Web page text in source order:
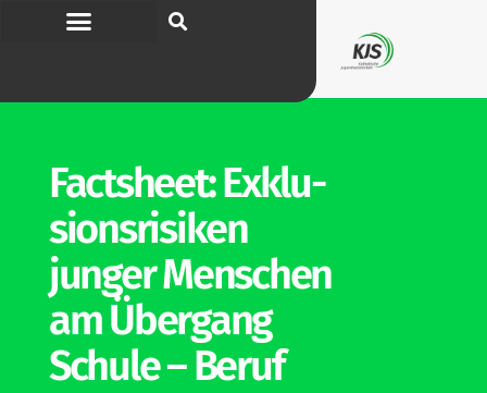
Factsheet: Exklu­
si­ons­ri­siken
junger Men­schen
am Übergang
Schule – Beruf